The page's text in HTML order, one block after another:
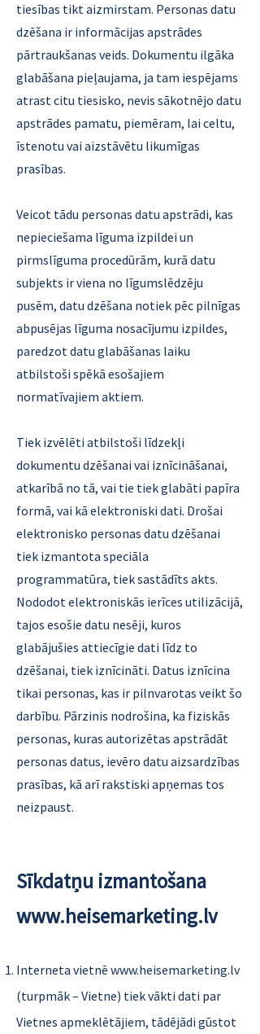
tiesības tikt aizmirstam. Personas datu
dzēšana ir informācijas apstrādes
pārtraukšanas veids. Dokumentu ilgāka
glabāšana pieļaujama, ja tam iespējams
atrast citu tiesisko, nevis sākotnējo datu
apstrādes pamatu, piemēram, lai celtu,
īstenotu vai aizstāvētu likumīgas
prasības.
Veicot tādu personas datu apstrādi, kas
nepieciešama līguma izpildei un
pirmslīguma procedūrām, kurā datu
subjekts ir viena no līgumslēdzēju
pusēm, datu dzēšana notiek pēc pilnīgas
abpusējas līguma nosacījumu izpildes,
paredzot datu glabāšanas laiku
atbilstoši spēkā esošajiem
normatīvajiem aktiem.
Tiek izvēlēti atbilstoši līdzekļi
dokumentu dzēšanai vai iznīcināšanai,
atkarībā no tā, vai tie tiek glabāti papīra
formā, vai kā elektroniski dati. Drošai
elektronisko personas datu dzēšanai
tiek izmantota speciāla
programmatūra, tiek sastādīts akts.
Nododot elektroniskās ierīces utilizācijā,
tajos esošie datu nesēji, kuros
glabājušies attiecīgie dati līdz to
dzēšanai, tiek iznīcināti. Datus iznīcina
tikai personas, kas ir pilnvarotas veikt šo
darbību. Pārzinis nodrošina, ka fiziskās
personas, kuras autorizētas apstrādāt
personas datus, ievēro datu aizsardzības
prasības, kā arī rakstiski apņemas tos
neizpaust.
Sīkdatņu izmantošana
www.heisemarketing.lv
Interneta vietnē www.heisemarketing.lv
(turpmāk – Vietne) tiek vākti dati par
Vietnes apmeklētājiem, tādējādi gūstot